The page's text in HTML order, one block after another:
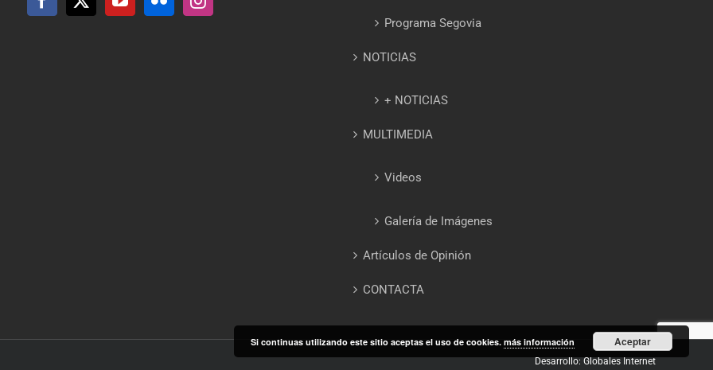
Programa Segovia
NOTICIAS
+ NOTICIAS
MULTIMEDIA
Videos
Galería de Imágenes
Artículos de Opinión
CONTACTA
Desarrollo: Globales Internet
Si continuas utilizando este sitio aceptas el uso de cookies. más información Aceptar